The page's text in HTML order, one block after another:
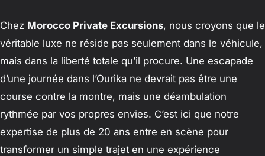
Chez Morocco Private Excursions, nous croyons que le
véritable luxe ne réside pas seulement dans le véhicule,
mais dans la liberté totale qu’il procure. Une escapade
d’une journée dans l’Ourika ne devrait pas être une
course contre la montre, mais une déambulation
rythmée par vos propres envies. C’est ici que notre
expertise de plus de 20 ans entre en scène pour
transformer un simple trajet en une expérience